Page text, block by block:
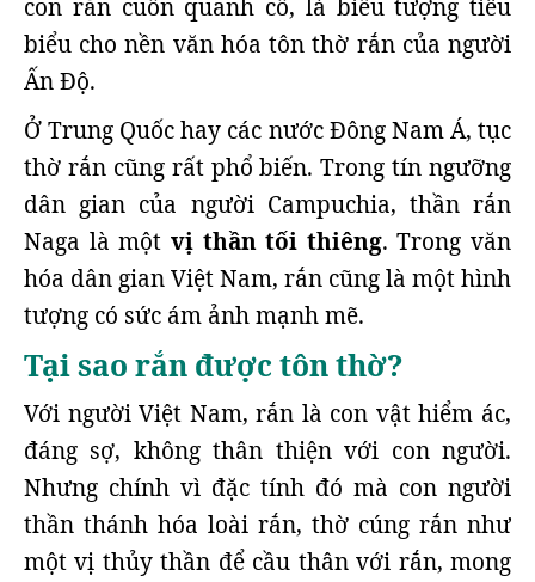
con rắn cuốn quanh cổ, là biểu tượng tiêu
biểu cho nền văn hóa tôn thờ rắn của người
Ấn Độ.
Ở Trung Quốc hay các nước Đông Nam Á, tục
thờ rắn cũng rất phổ biến. Trong tín ngưỡng
dân gian của người Campuchia, thần rắn
Naga là một vị thần tối thiêng. Trong văn
hóa dân gian Việt Nam, rắn cũng là một hình
tượng có sức ám ảnh mạnh mẽ.
Tại sao rắn được tôn thờ?
Với người Việt Nam, rắn là con vật hiểm ác,
đáng sợ, không thân thiện với con người.
Nhưng chính vì đặc tính đó mà con người
thần thánh hóa loài rắn, thờ cúng rắn như
một vị thủy thần để cầu thân với rắn, mong